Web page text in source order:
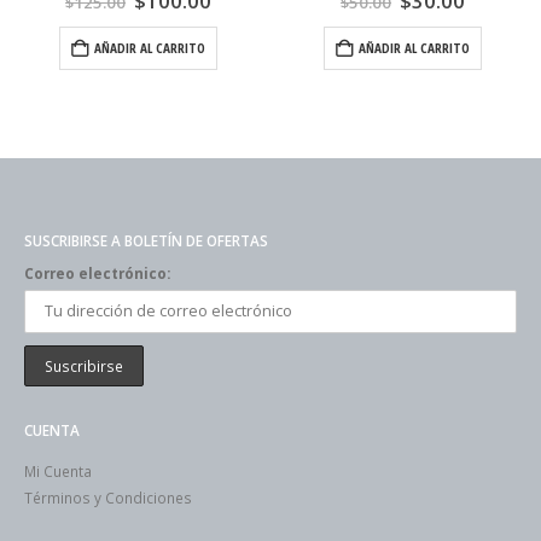
AÑADIR AL CARRITO AÑADIR AL CARRITO
SUSCRIBIRSE A BOLETÍN DE OFERTAS
Correo electrónico:
CUENTA
Mi Cuenta
Términos y Condiciones